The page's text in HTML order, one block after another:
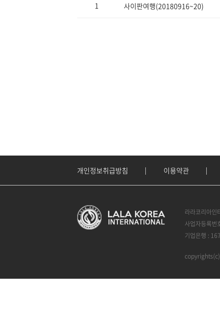
1 사이판여행(20180916~20)
개인정보취급방침 이용약관
라라코리아인
사업자등록
기업은행 :